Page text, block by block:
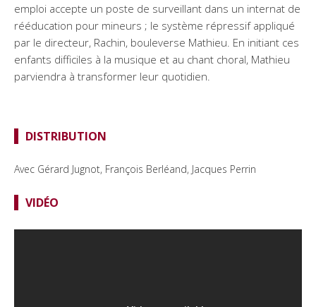
emploi accepte un poste de surveillant dans un internat de
rééducation pour mineurs ; le système répressif appliqué
par le directeur, Rachin, bouleverse Mathieu. En initiant ces
enfants difficiles à la musique et au chant choral, Mathieu
parviendra à transformer leur quotidien.
DISTRIBUTION
Avec Gérard Jugnot, François Berléand, Jacques Perrin
VIDÉO